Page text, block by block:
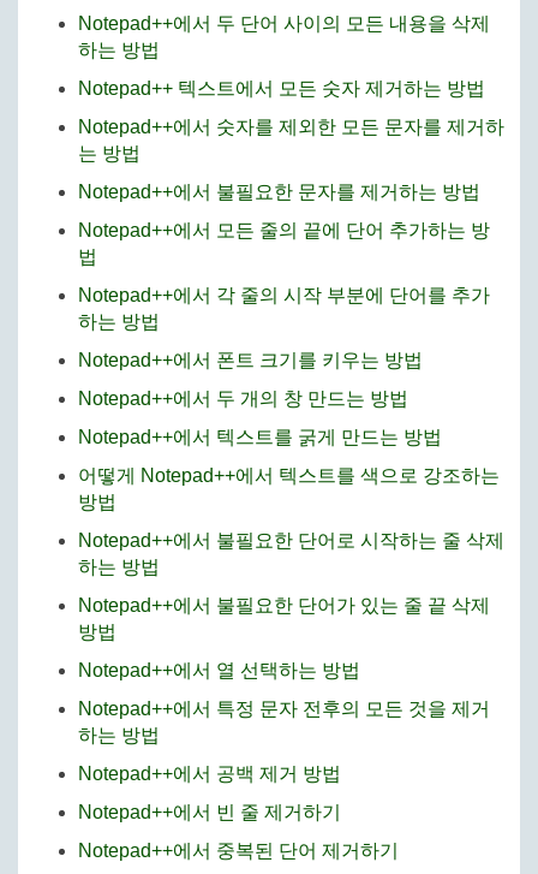
Notepad++에서 두 단어 사이의 모든 내용을 삭제
하는 방법
Notepad++ 텍스트에서 모든 숫자 제거하는 방법
Notepad++에서 숫자를 제외한 모든 문자를 제거하
는 방법
Notepad++에서 불필요한 문자를 제거하는 방법
Notepad++에서 모든 줄의 끝에 단어 추가하는 방
법
Notepad++에서 각 줄의 시작 부분에 단어를 추가
하는 방법
Notepad++에서 폰트 크기를 키우는 방법
Notepad++에서 두 개의 창 만드는 방법
Notepad++에서 텍스트를 굵게 만드는 방법
어떻게 Notepad++에서 텍스트를 색으로 강조하는
방법
Notepad++에서 불필요한 단어로 시작하는 줄 삭제
하는 방법
Notepad++에서 불필요한 단어가 있는 줄 끝 삭제
방법
Notepad++에서 열 선택하는 방법
Notepad++에서 특정 문자 전후의 모든 것을 제거
하는 방법
Notepad++에서 공백 제거 방법
Notepad++에서 빈 줄 제거하기
Notepad++에서 중복된 단어 제거하기